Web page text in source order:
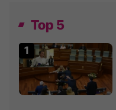
Top 5